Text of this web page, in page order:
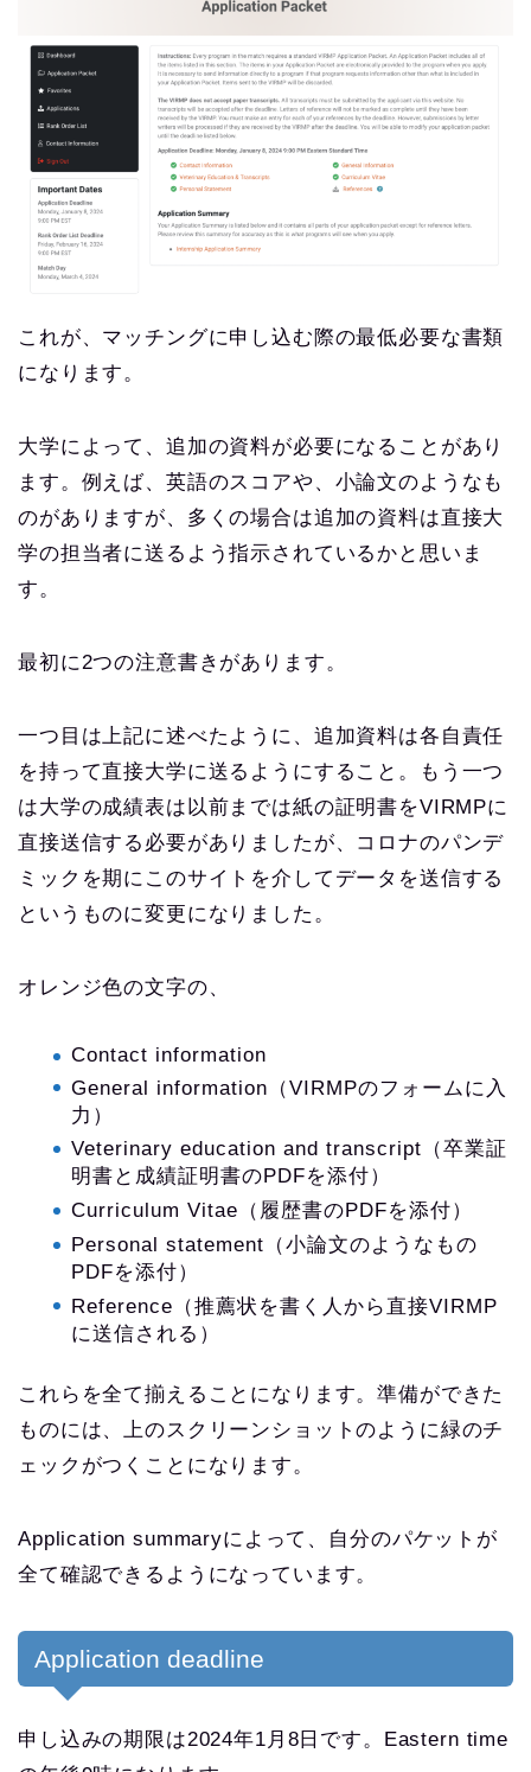
これが、マッチングに申し込む際の最低必要な書類
になります。
大学によって、追加の資料が必要になることがあり
ます。例えば、英語のスコアや、小論文のようなも
のがありますが、多くの場合は追加の資料は直接大
学の担当者に送るよう指示されているかと思いま
す。
最初に2つの注意書きがあります。
一つ目は上記に述べたように、追加資料は各自責任
を持って直接大学に送るようにすること。もう一つ
は大学の成績表は以前までは紙の証明書をVIRMPに
直接送信する必要がありましたが、コロナのパンデ
ミックを期にこのサイトを介してデータを送信する
というものに変更になりました。
オレンジ色の文字の、
Contact information
General information（VIRMPのフォームに入
力）
Veterinary education and transcript（卒業証
明書と成績証明書のPDFを添付）
Curriculum Vitae（履歴書のPDFを添付）
Personal statement（小論文のようなもの
PDFを添付）
Reference（推薦状を書く人から直接VIRMP
に送信される）
これらを全て揃えることになります。準備ができた
ものには、上のスクリーンショットのように緑のチ
ェックがつくことになります。
Application summaryによって、自分のパケットが
全て確認できるようになっています。
Application deadline
申し込みの期限は2024年1月8日です。Eastern time